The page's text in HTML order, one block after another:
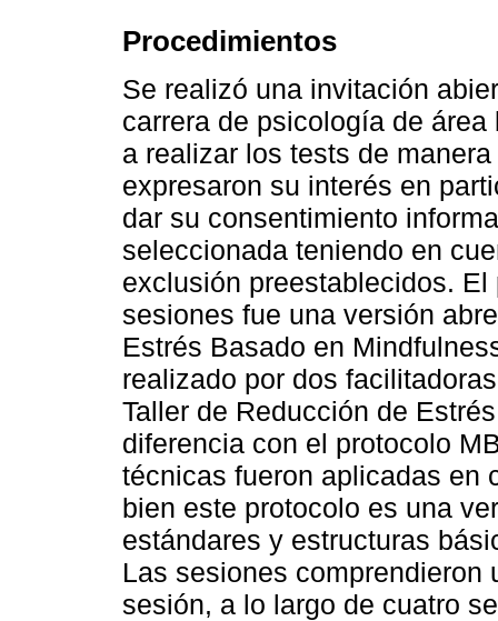
Procedimientos
Se realizó una invitación
carrera de psicología de
a realizar los tests de
expresaron su interés en
dar su consentimiento
seleccionada teniendo en
exclusión preestablecidos.
sesiones fue una versión
Estrés Basado en
realizado por dos
Taller de Reducción de
diferencia con el protocolo
técnicas fueron aplicadas en
bien este protocolo es una
estándares y estructuras
Las sesiones comprendieron
sesión, a lo largo de cuatro